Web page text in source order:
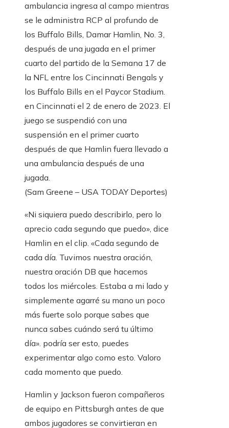
ambulancia ingresa al campo mientras
se le administra RCP al profundo de
los Buffalo Bills, Damar Hamlin, No. 3,
después de una jugada en el primer
cuarto del partido de la Semana 17 de
la NFL entre los Cincinnati Bengals y
los Buffalo Bills en el Paycor Stadium.
en Cincinnati el 2 de enero de 2023. El
juego se suspendió con una
suspensión en el primer cuarto
después de que Hamlin fuera llevado a
una ambulancia después de una
jugada.
(Sam Greene – USA TODAY Deportes)
«Ni siquiera puedo describirlo, pero lo
aprecio cada segundo que puedo», dice
Hamlin en el clip. «Cada segundo de
cada día. Tuvimos nuestra oración,
nuestra oración DB que hacemos
todos los miércoles. Estaba a mi lado y
simplemente agarré su mano un poco
más fuerte solo porque sabes que
nunca sabes cuándo será tu último
día». podría ser esto, puedes
experimentar algo como esto. Valoro
cada momento que puedo.
Hamlin y Jackson fueron compañeros
de equipo en Pittsburgh antes de que
ambos jugadores se convirtieran en